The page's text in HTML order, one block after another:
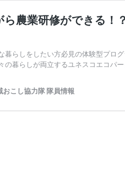
ら農業研修ができる！
暮らしをしたい方必見の体験型プロ
の暮らしが両立するユネスコエコパ
おこし協力隊 隊員情報